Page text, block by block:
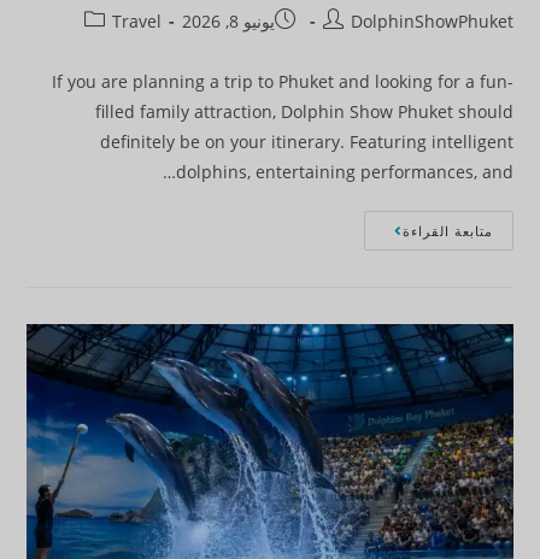
DolphinShowPhuket يونيو 8, 2026 Travel
If you are planning a trip to Phuket and looking for a fun-
filled family attraction, Dolphin Show Phuket should
definitely be on your itinerary. Featuring intelligent
dolphins, entertaining performances, and…
متابعة القراءة